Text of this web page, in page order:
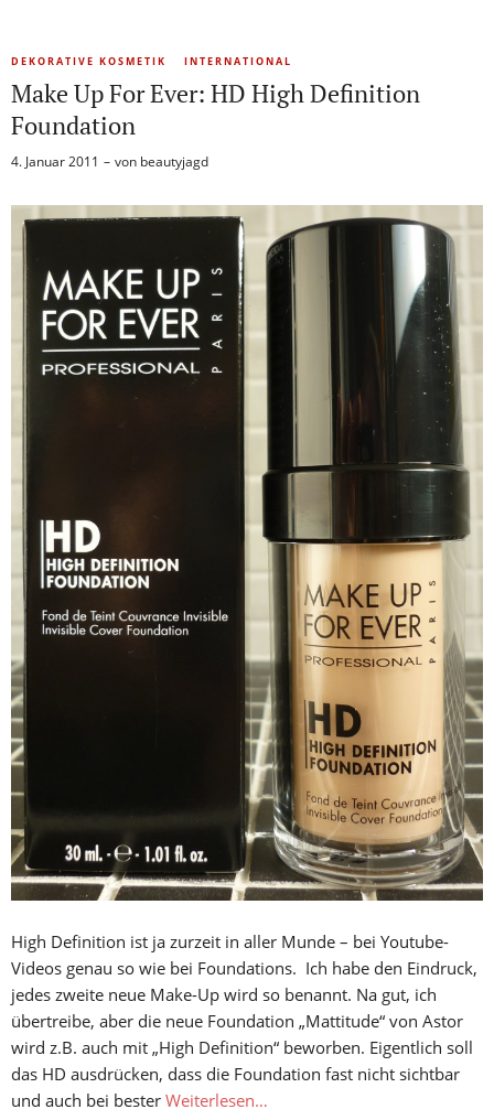
DEKORATIVE KOSMETIK INTERNATIONAL
Make Up For Ever: HD High Definition
Foundation
4. Januar 2011 von beautyjagd
High Definition ist ja zurzeit in aller Munde – bei Youtube-
Videos genau so wie bei Foundations. Ich habe den Eindruck,
jedes zweite neue Make-Up wird so benannt. Na gut, ich
übertreibe, aber die neue Foundation „Mattitude“ von Astor
wird z.B. auch mit „High Definition“ beworben. Eigentlich soll
das HD ausdrücken, dass die Foundation fast nicht sichtbar
und auch bei bester Weiterlesen…